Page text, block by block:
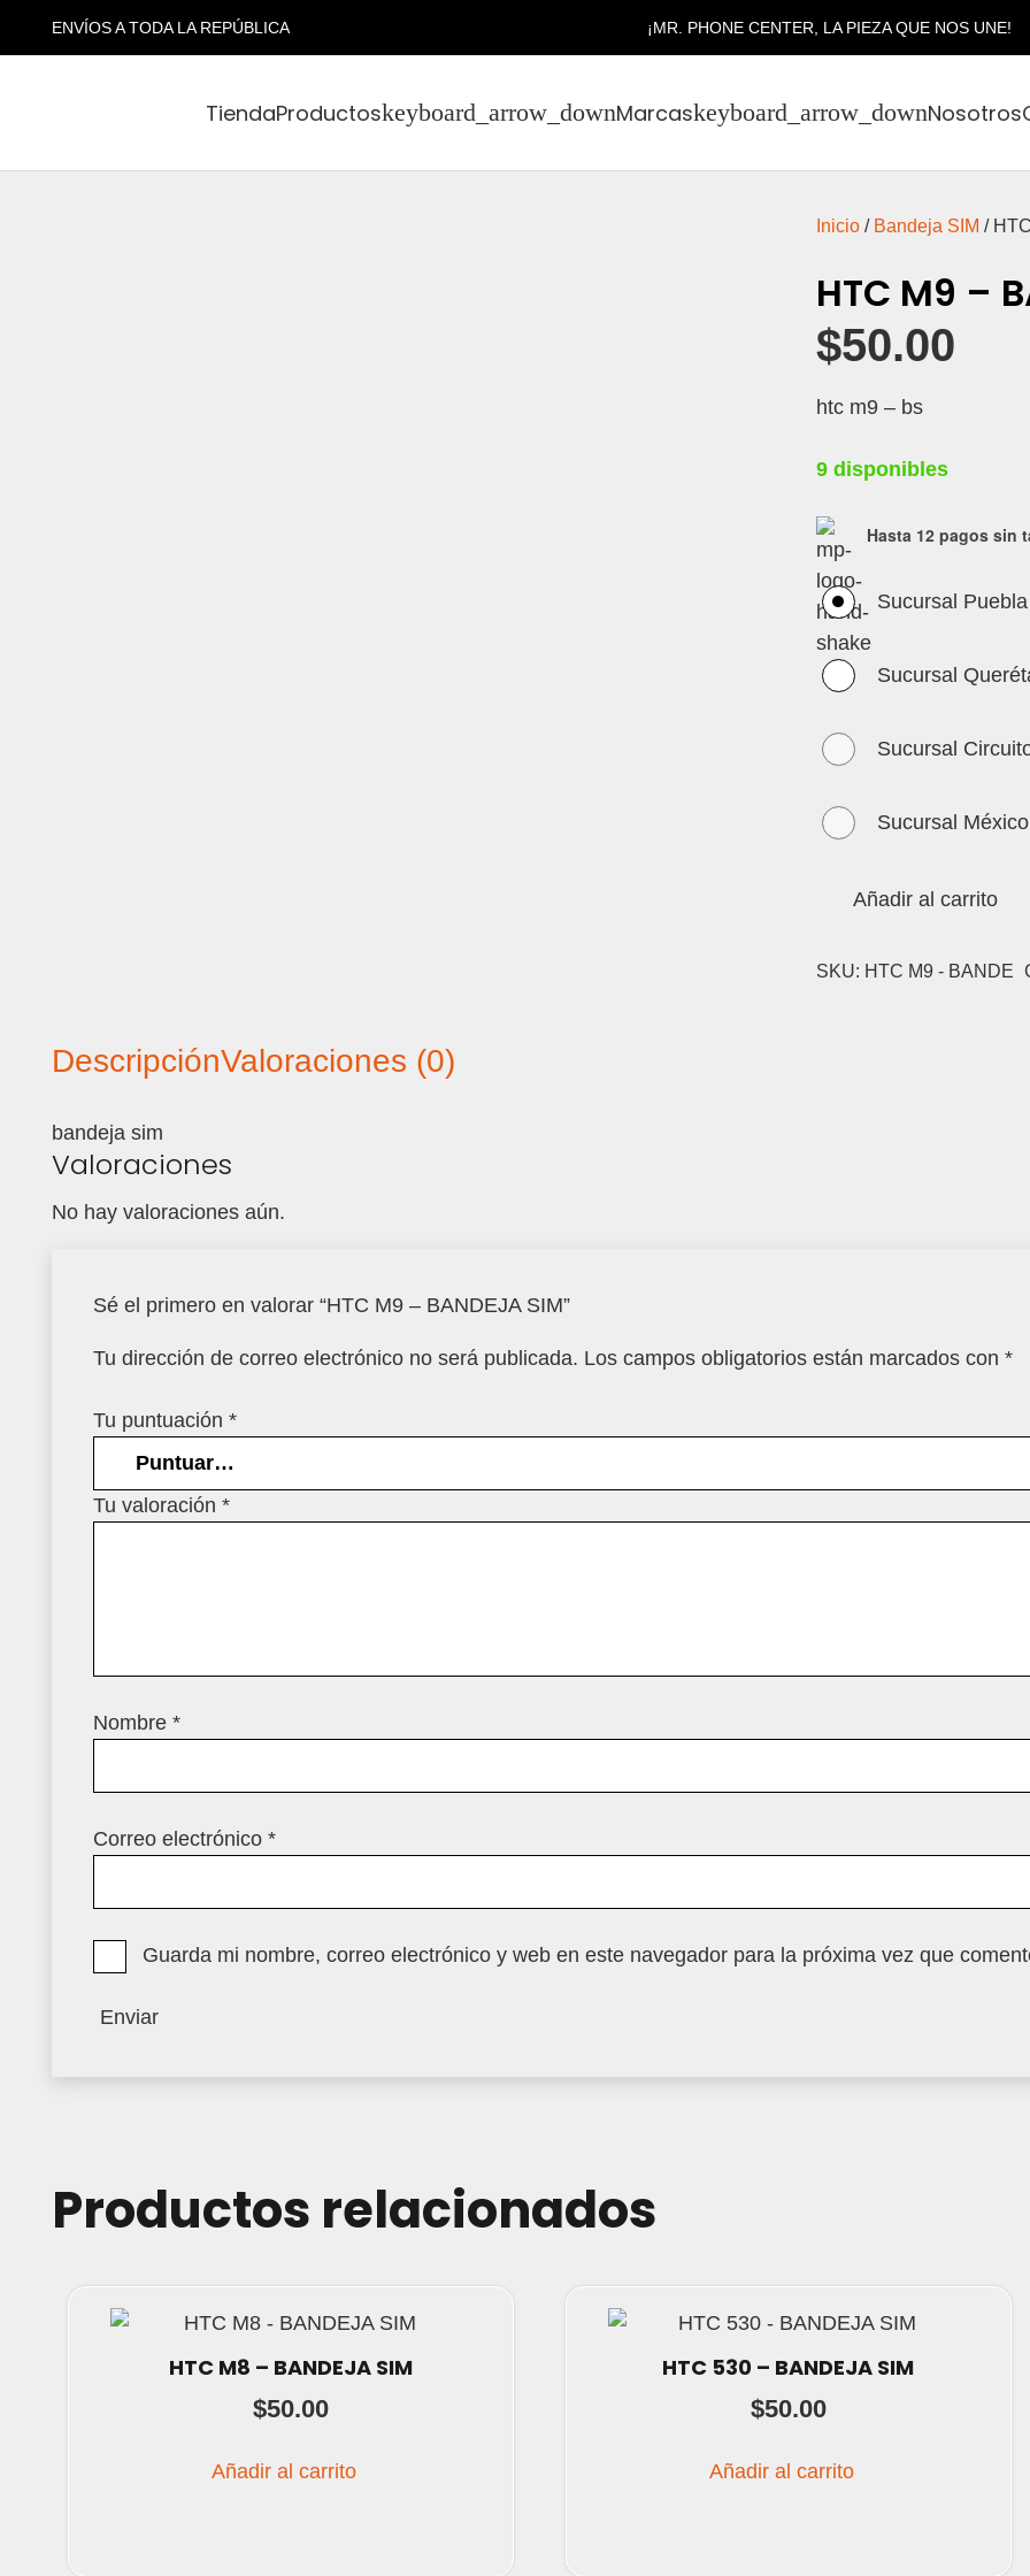
ENVÍOS A TODA LA REPÚBLICA ¡MR. PHONE CENTER, LA PIEZA QUE NOS UNE!
TiendaProductos Marcas Nosotros
Inicio/ Bandeja SIM /
HTC M9 –
$50.00
htc m9 – bs
9 disponibles
Hasta 12 pagos sin
Sucursal Puebla
Sucursal
Sucursal
Sucursal México
Añadir al carrito
SKU: HTC M9 - BANDE
DescripciónValoraciones (0)
bandeja sim
Valoraciones
No hay valoraciones aún.
Sé el primero en valorar “HTC M9 – BANDEJA SIM”
Tu dirección de correo electrónico no será publicada. Los campos obligatorios están marcados con *
Tu puntuación *
Tu valoración *
Nombre *
Correo electrónico *
Guarda mi nombre, correo electrónico y web en este navegador para la próxima vez que
Productos relacionados
HTC M8 – BANDEJA SIM
$50.00
Añadir al carrito
HTC 530 – BANDEJA SIM
$50.00
Añadir al carrito